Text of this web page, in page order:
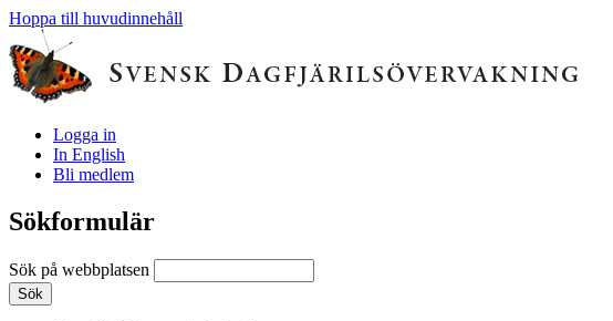
Hoppa till huvudinnehåll
Logga in
In English
Bli medlem
Sökformulär
Sök på webbplatsen